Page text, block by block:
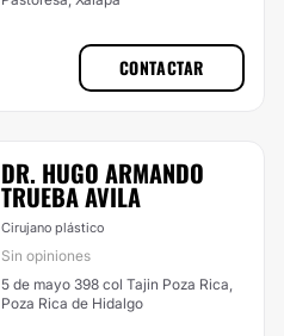
CONTACTAR
DR. HUGO ARMANDO
TRUEBA AVILA
Cirujano plástico
Sin opiniones
5 de mayo 398 col Tajin Poza Rica,
Poza Rica de Hidalgo